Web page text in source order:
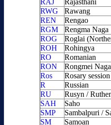
RAJ
Rajasthani
RWG
Rawang
REN
Rengao
RGM
Rengma Naga
ROG
Roglai
ROH
Rohingya
RO
Romanian
RON
Rongmei Naga
Ros
Rosary
R
Russian
RU
Rusyn /
SAH
Saho
SMP
Sambalpuri /
SM
Samoan